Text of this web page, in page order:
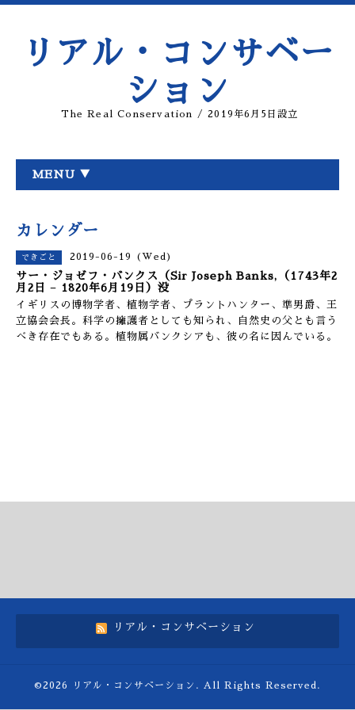
リアル・コンサベー
ション
The Real Conservation / 2019年6月5日設立
MENU ▼
カレンダー
できごと 2019-06-19 (Wed)
サー・ジョゼフ・バンクス（Sir Joseph Banks,（1743年2
月2日 − 1820年6月19日）没
イギリスの博物学者、植物学者、プラントハンター、準男爵、王
立協会会長。科学の擁護者としても知られ、自然史の父とも言う
べき存在でもある。植物属バンクシアも、彼の名に因んでいる。
リアル・コンサベーション
©2026 リアル・コンサベーション . All Rights Reserved.